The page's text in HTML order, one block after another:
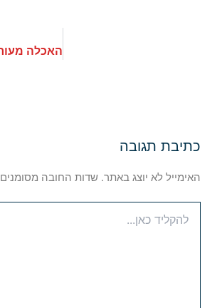
כתיבת תגובה
האימייל לא יוצג באתר. שדות החובה מסומנים
כאן...